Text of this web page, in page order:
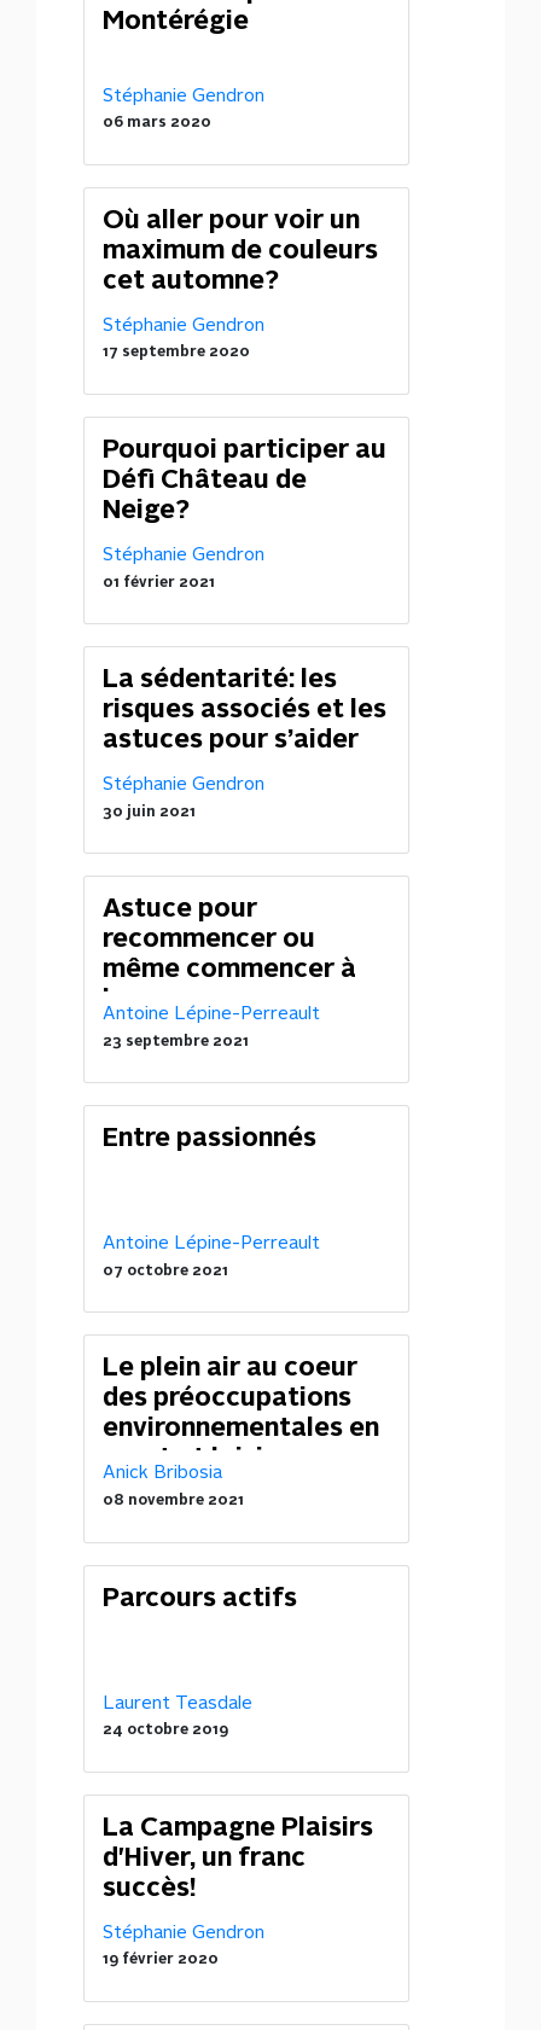
Montérégie
Stéphanie Gendron
06 mars 2020
Où aller pour voir un
maximum de couleurs
cet automne?
Stéphanie Gendron
17 septembre 2020
Pourquoi participer au
Défi Château de
Neige?
Stéphanie Gendron
01 février 2021
La sédentarité: les
risques associés et les
astuces pour s’aider
Stéphanie Gendron
30 juin 2021
Astuce pour
recommencer ou
même commencer à
bouger
Antoine Lépine-Perreault
23 septembre 2021
Entre passionnés
Antoine Lépine-Perreault
07 octobre 2021
Le plein air au coeur
des préoccupations
environnementales en
sport et loisir
Anick Bribosia
08 novembre 2021
Parcours actifs
Laurent Teasdale
24 octobre 2019
La Campagne Plaisirs
d'Hiver, un franc
succès!
Stéphanie Gendron
19 février 2020